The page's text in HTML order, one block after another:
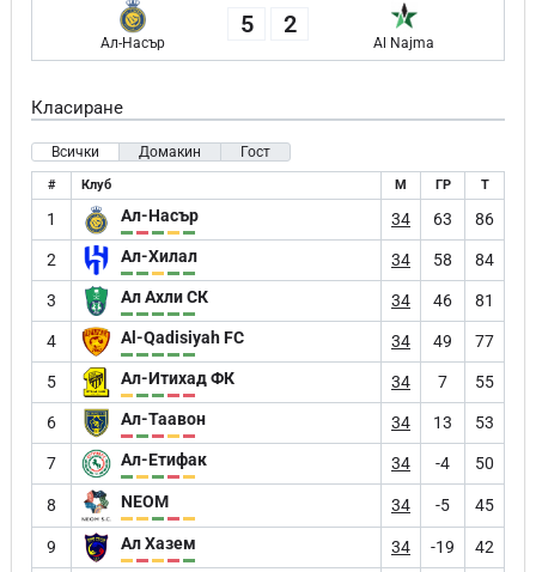
Ал-Насър
5 2
Al Najma
Класиране
Всички Домакин Гост
# Клуб М ГР Т
1 Ал-Насър 34 63 86
2 Ал-Хилал 34 58 84
3 Ал Ахли СК 34 46 81
4 Al-Qadisiyah FC 34 49 77
5 Ал-Итихад ФК 34 7 55
6 Ал-Таавон 34 13 53
7 Ал-Етифак 34 -4 50
8 NEOM 34 -5 45
9 Ал Хазем 34 -19 42